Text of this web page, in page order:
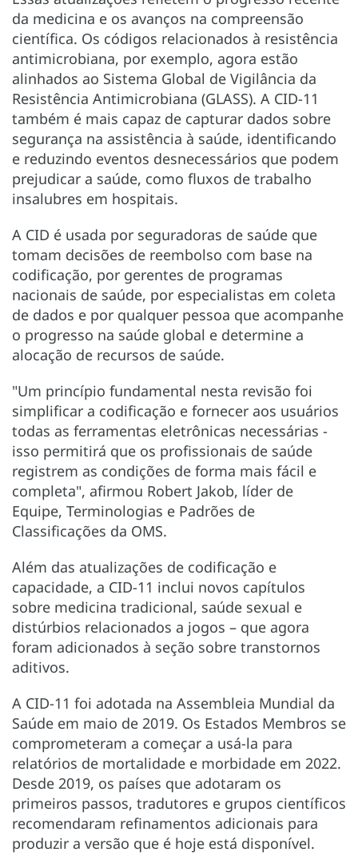
da medicina e os avanços na compreensão
científica. Os códigos relacionados à resistência
antimicrobiana, por exemplo, agora estão
alinhados ao Sistema Global de Vigilância da
Resistência Antimicrobiana (GLASS). A CID-11
também é mais capaz de capturar dados sobre
segurança na assistência à saúde, identificando
e reduzindo eventos desnecessários que podem
prejudicar a saúde, como fluxos de trabalho
insalubres em hospitais.
A CID é usada por seguradoras de saúde que
tomam decisões de reembolso com base na
codificação, por gerentes de programas
nacionais de saúde, por especialistas em coleta
de dados e por qualquer pessoa que acompanhe
o progresso na saúde global e determine a
alocação de recursos de saúde.
"Um princípio fundamental nesta revisão foi
simplificar a codificação e fornecer aos usuários
todas as ferramentas eletrônicas necessárias -
isso permitirá que os profissionais de saúde
registrem as condições de forma mais fácil e
completa", afirmou Robert Jakob, líder de
Equipe, Terminologias e Padrões de
Classificações da OMS.
Além das atualizações de codificação e
capacidade, a CID-11 inclui novos capítulos
sobre medicina tradicional, saúde sexual e
distúrbios relacionados a jogos – que agora
foram adicionados à seção sobre transtornos
aditivos.
A CID-11 foi adotada na Assembleia Mundial da
Saúde em maio de 2019. Os Estados Membros se
comprometeram a começar a usá-la para
relatórios de mortalidade e morbidade em 2022.
Desde 2019, os países que adotaram os
primeiros passos, tradutores e grupos científicos
recomendaram refinamentos adicionais para
produzir a versão que é hoje está disponível.